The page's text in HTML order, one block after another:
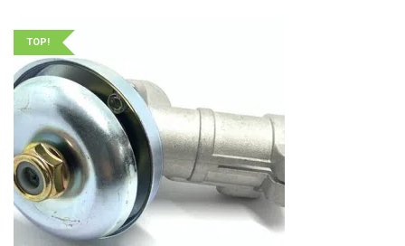
TOP!